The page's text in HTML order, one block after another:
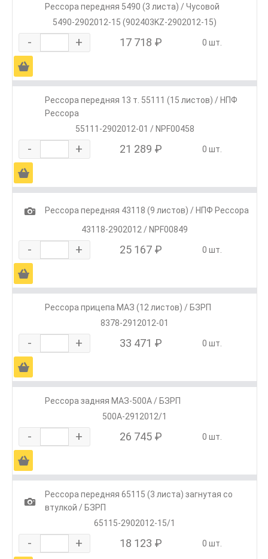
Рессора передняя 5490 (3 листа) / Чусовой
5490-2902012-15 (902403KZ-2902012-15)
- + 17 718 ₽ 0 шт.
Ä
Рессора передняя 13 т. 55111 (15 листов) / НПФ
Рессора
55111-2902012-01 / NPF00458
- + 21 289 ₽ 0 шт.
Ä
1
Рессора передняя 43118 (9 листов) / НПФ Рессора
43118-2902012 / NPF00849
- + 25 167 ₽ 0 шт.
Ä
Рессора прицепа МАЗ (12 листов) / БЗРП
8378-2912012-01
- + 33 471 ₽ 0 шт.
Ä
Рессора задняя МАЗ-500А / БЗРП
500А-2912012/1
- + 26 745 ₽ 0 шт.
Ä
1
Рессора передняя 65115 (3 листа) загнутая со
втулкой / БЗРП
65115-2902012-15/1
- + 18 123 ₽ 0 шт.